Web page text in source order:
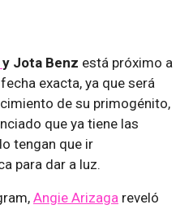
y Jota Benz está próximo a
exacta, ya que será
de su primogénito,
que ya tiene las
tengan que ir
para dar a luz.
Angie Arizaga reveló